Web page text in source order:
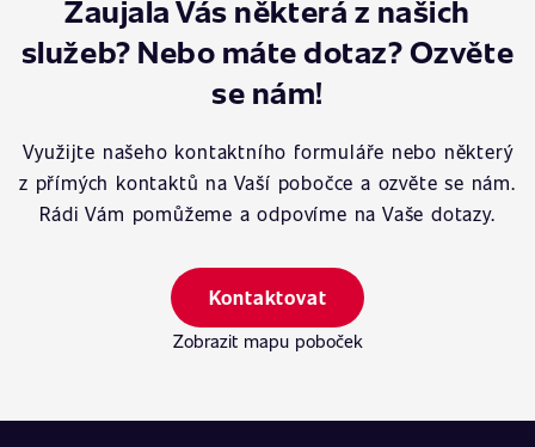
Zaujala Vás některá z našich
služeb? Nebo máte dotaz? Ozvěte
se nám!
Využijte našeho kontaktního formuláře nebo některý
z přímých kontaktů na Vaší pobočce a ozvěte se nám.
Rádi Vám pomůžeme a odpovíme na Vaše dotazy.
Kontaktovat
Zobrazit mapu poboček